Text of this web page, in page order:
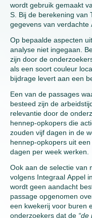
wordt gebruik gemaakt
S. Bij de berekening van
gegevens van verdachte
Op bepaalde aspecten
analyse niet ingegaan.
zijn door de
als een soort couleur
bijdrage levert aan een
Een van de passages
besteed zijn de
relevantie door de
hennep-opkopers die
zouden vijf dagen in de
hennep-opkopers uit
dagen per week werken.
Ook aan de selectie van
volgens Integraal Appel
wordt geen aandacht
passage opgenomen
een kwekerij voor buren
onderzoekers dat de